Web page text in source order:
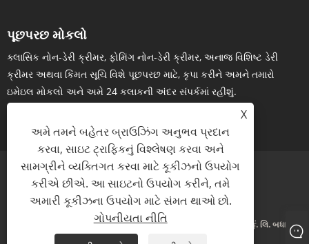
પૂછપરછ મોકલો
ક્લાસિક નોન-ડેરી ક્રીમર, ફોમિંગ નોન-ડેરી ક્રીમર, અનાજ વિશિષ્ટ ડેરી
ક્રીમર અથવા કિંમત સૂચિ વિશે પૂછપરછ માટે, કૃપા કરીને અમને તમારો
ઇમેઇલ મોકલો અને અમે 24 કલાકની અંદર સંપર્કમાં રહીશું.
હવે પૂછપરછ
Links Sitemap RSS XML ગોપનીયતા નીતિ
ક Copyright પિરાઇટ 24 2024 ચાંગઝો લિયાનફેંગ બાયોએન્જિનિયરિંગ કું. લિ. બધા હક
X
અમે તમને બહેતર બ્રાઉઝિંગ અનુભવ પ્રદાન
કરવા, સાઇટ ટ્રાફિકનું વિશ્લેષણ કરવા અને
સામગ્રીને વ્યક્તિગત કરવા માટે કૂકીઝનો ઉપયોગ
કરીએ છીએ. આ સાઇટનો ઉપયોગ કરીને, તમે
અમારી કૂકીઝના ઉપયોગ માટે સંમત થાઓ છો.
ગોપનીયતા નીતિ